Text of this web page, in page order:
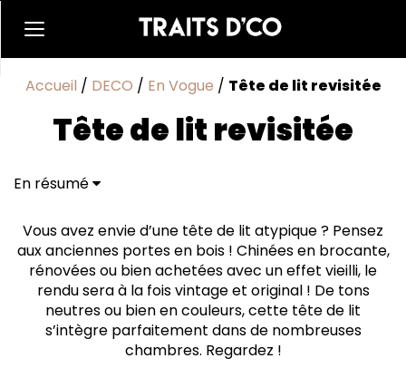
Accueil / DECO / En Vogue / Tête de lit revisitée
Tête de lit revisitée
En résumé
Vous avez envie d’une tête de lit atypique ? Pensez
aux anciennes portes en bois ! Chinées en brocante,
rénovées ou bien achetées avec un effet vieilli, le
rendu sera à la fois vintage et original ! De tons
neutres ou bien en couleurs, cette tête de lit
s’intègre parfaitement dans de nombreuses
chambres. Regardez !